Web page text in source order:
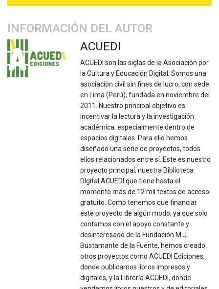
INFORMACIÓN DEL AUTOR
ACUEDI
ACUEDI son las siglas de la Asociación por
la Cultura y Educación Digital. Somos una
asociación civil sin fines de lucro, con sede
en Lima (Perú), fundada en noviembre del
2011. Nuestro principal objetivo es
incentivar la lectura y la investigación
académica, especialmente dentro de
espacios digitales. Para ello hemos
diseñado una serie de proyectos, todos
ellos relacionados entre sí. Este es nuestro
proyecto principal, nuestra Biblioteca
DIgital ACUEDI que tiene hasta el
momento más de 12 mil textos de acceso
gratuito. Como tenemos que financiar
este proyecto de algún modo, ya que solo
contamos con el apoyo constante y
desinteresado de la Fundación M.J.
Bustamante de la Fuente, hemos creado
otros proyectos como ACUEDI Ediciones,
donde publicamos libros impresos y
digitales, y la Librería ACUEDI, donde